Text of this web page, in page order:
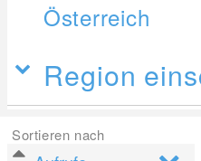
Österreich
Region
Sortieren nach